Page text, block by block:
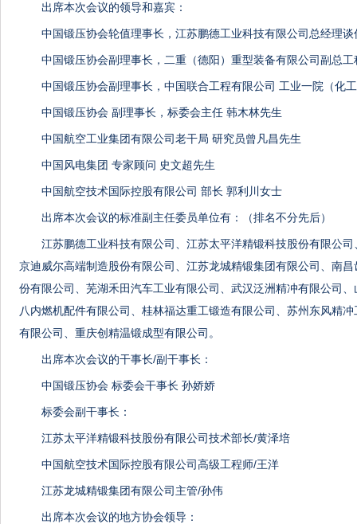
出席本次会议的领导和嘉宾：
中国锻压协会轮值理事长，江苏鹏德工业科技有限公司总经理谈
中国锻压协会副理事长，二重（德阳）重型装备有限公司副总
中国锻压协会副理事长，中国联合工程有限公司 工业一院（化
中国锻压协会 副理事长，标委会主任 韩木林先生
中国航空工业集团有限公司老干局 研究员曾凡昌先生
中国风电集团 专家顾问 史文超先生
中国航空技术国际控股有限公司 部长 郭利川女士
出席本次会议的标准副主任委员单位有：（排名不分先后）
江苏鹏德工业科技有限公司、江苏太平洋精锻科技股份有限公
京迪威尔高端制造股份有限公司、江苏龙城精锻集团有限公司、南
份有限公司、芜湖禾田汽车工业有限公司、武汉泛洲精冲有限公司
八内燃机配件有限公司、桂林福达重工锻造有限公司、苏州东风精
有限公司、重庆创精温锻成型有限公司。
出席本次会议的干事长/副干事长：
中国锻压协会 标委会干事长 孙娇娇
标委会副干事长：
江苏太平洋精锻科技股份有限公司技术部长/黄泽培
中国航空技术国际控股有限公司高级工程师/王洋
江苏龙城精锻集团有限公司主管/孙伟
出席本次会议的地方协会领导：